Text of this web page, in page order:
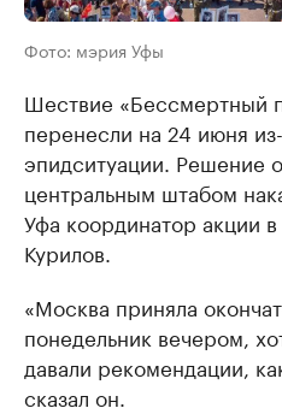
Фото: мэрия Уфы
Шествие «Бессмертный
перенесли на 24 июня
эпидситуации. Решение
центральным штабом
Уфа координатор акции
Курилов.
«Москва приняла
понедельник вечером,
давали рекомендации,
сказал он.